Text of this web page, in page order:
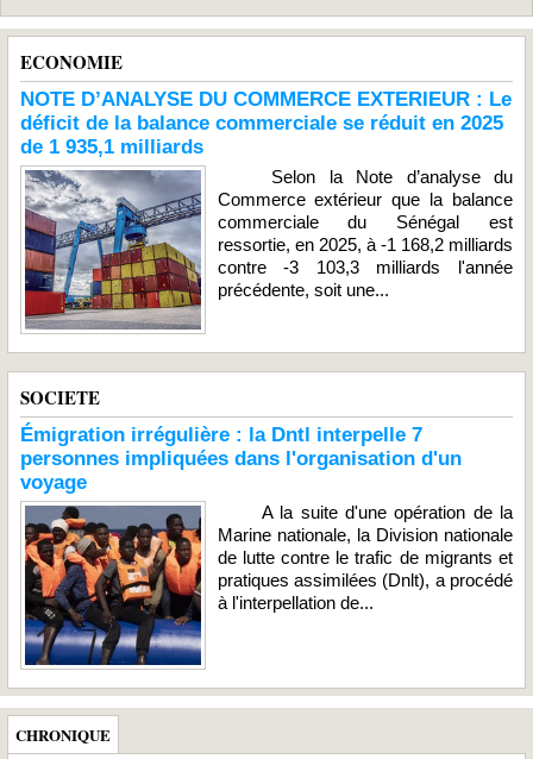
ECONOMIE
NOTE D’ANALYSE DU COMMERCE EXTERIEUR : Le
déficit de la balance commerciale se réduit en 2025
de 1 935,1 milliards
Selon la Note d’analyse du
Commerce extérieur que la balance
commerciale du Sénégal est
ressortie, en 2025, à -1 168,2 milliards
contre -3 103,3 milliards l'année
précédente, soit une...
SOCIETE
Émigration irrégulière : la Dntl interpelle 7
personnes impliquées dans l'organisation d'un
voyage
A la suite d'une opération de la
Marine nationale, la Division nationale
de lutte contre le trafic de migrants et
pratiques assimilées (Dnlt), a procédé
à l'interpellation de...
CHRONIQUE